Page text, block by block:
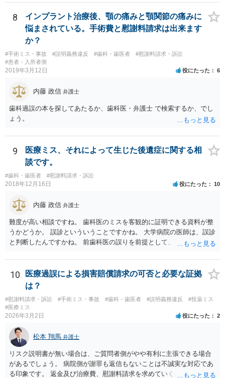
科）の先生の協力等を得ることも必要だと思います。
8
インプラント治療後、顎の痛みと顎関節の痛みに
悩まされている。手術費と慰謝料請求は出来ます
か？
#手術ミス・事故 #説明義務違反 #歯科・歯医者
#慰謝料請求・訴訟
#患者・入所者側
2019年3月12日 役にたった 6
内藤 政信 弁護士
歯科過誤の本を探してあたるか、歯科医・弁護士 で検索するか、でし
ょう。
9
医療ミス、それによって生じた後遺症に関する相
談です。
#歯科・歯医者 #慰謝料請求・訴訟
2018年12月16日 役にたった 10
内藤 政信 弁護士
難度が高い相談ですね。 歯科医のミスを客観的に証明できる資料が整
うかどうか。 誤診といういうことですかね。 大学病院の医師は、誤診
と判断したんですかね。 前歯科医の誤りを前提として、 その医師はど
前医師の診断の誤りに起因するものかどうか、 大学病院の医師は、ど
う見ているんでしょうかね。 歯科医の資格を持ってる弁護士もいます
ね。 そのような弁護士を探すのもいいと思いますね。
10
医療過誤による損害賠償請求の可否と必要な証拠
は？
#慰謝料請求・訴訟 #手術ミス・事故 #歯科・歯医者 #説明義務違反
#投薬ミス
#医療ミス
2026年3月2日 役にたった 2
松本 翔馬 弁護士
リスク説明書が無い場合は、ご質問者側がやや有利に主張できる場合
があるでしょう。 病院側が謝罪も返信もないことは不誠実な対応であ
る印象です。 返金及び治療費、慰謝料請求を求めていくことになるか